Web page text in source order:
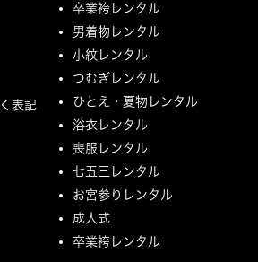
表記
卒業袴レンタル
男着物レンタル
小紋レンタル
つむぎレンタル
ひとえ・夏物レンタル
浴衣レンタル
喪服レンタル
七五三レンタル
お宮参りレンタル
成人式
卒業袴レンタル